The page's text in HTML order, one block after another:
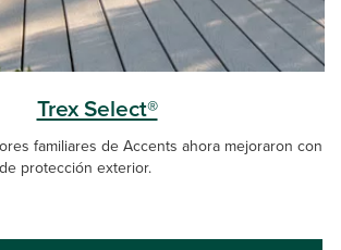
Trex Select®
familiares de Accents ahora mejoraron con
protección exterior.